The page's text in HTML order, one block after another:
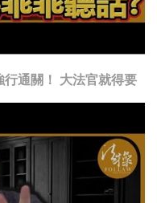
通關！ 大法官就得要